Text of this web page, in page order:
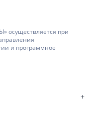
осуществляется при
и программное